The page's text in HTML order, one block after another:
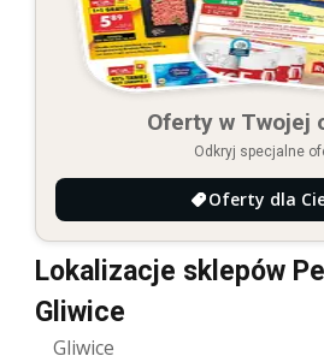
Oferty w Twojej
Odkryj specjalne
Oferty dla
Lokalizacje sklepów
Gliwice
Gliwice